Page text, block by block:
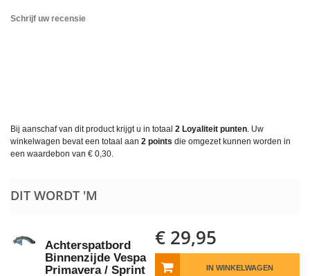
Schrijf uw recensie
Bij aanschaf van dit product krijgt u in totaal 2 Loyaliteit punten. Uw
winkelwagen bevat een totaal aan 2 points die omgezet kunnen worden in
een waardebon van € 0,30.
DIT WORDT 'M
Achterspatbord
Binnenzijde Vespa
Primavera / Sprint
€ 29,95
IN WINKELWAGEN